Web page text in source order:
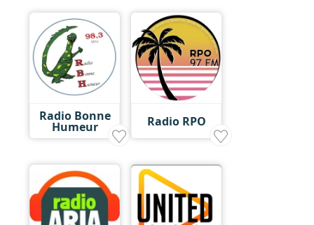
Radio Bonne
Humeur Radio RPO